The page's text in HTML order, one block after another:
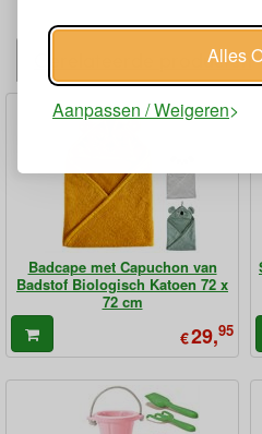
Alles
Aanpassen / Weigeren
Gerelateerde producten
Badcape met Capuchon van
Badstof Biologisch Katoen 72 x
72 cm
€29,95